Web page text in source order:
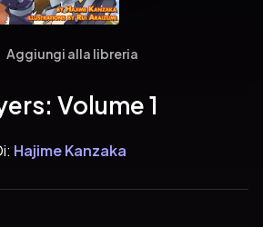
Aggiungi alla libreria
Volume 1
Hajime Kanzaka